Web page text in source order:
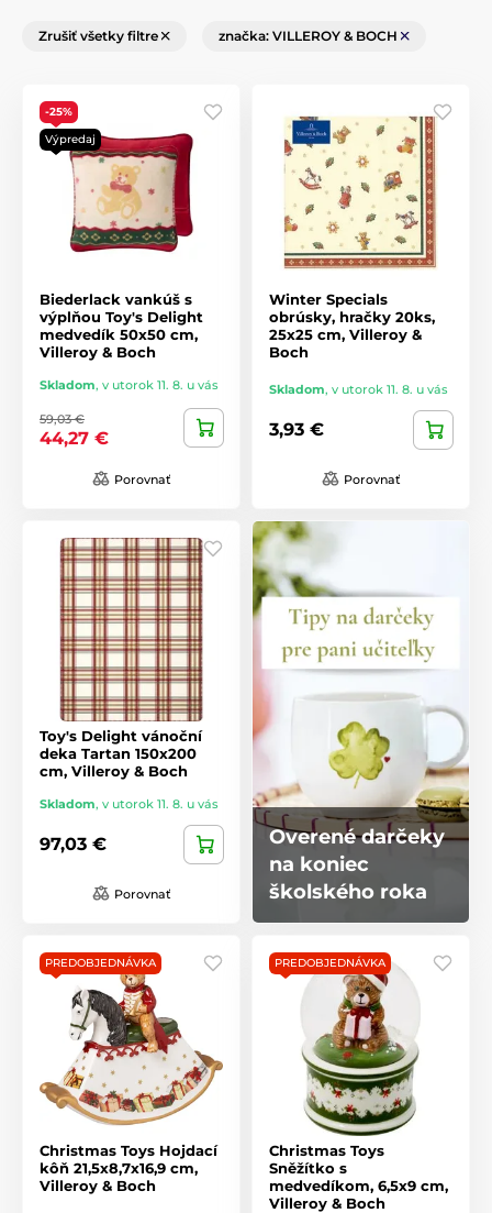
Zrušiť všetky filtre značka: VILLEROY & BOCH
-25%
Výpredaj
Biederlack vankúš s
výplňou Toy's Delight
medvedík 50x50 cm,
Villeroy & Boch
Skladom, v utorok 11. 8. u vás
59,03 €
44,27 €
Porovnať
Winter Specials
obrúsky, hračky 20ks,
25x25 cm, Villeroy &
Boch
Skladom, v utorok 11. 8. u vás
3,93 €
Porovnať
Toy's Delight vánoční
deka Tartan 150x200
cm, Villeroy & Boch
Skladom, v utorok 11. 8. u vás
97,03 €
Porovnať
Overené darčeky
na koniec
školského roka
PREDOBJEDNÁVKA
Christmas Toys Hojdací
kôň 21,5x8,7x16,9 cm,
Villeroy & Boch
PREDOBJEDNÁVKA
Christmas Toys
Sněžítko s
medvedíkom, 6,5x9 cm,
Villeroy & Boch